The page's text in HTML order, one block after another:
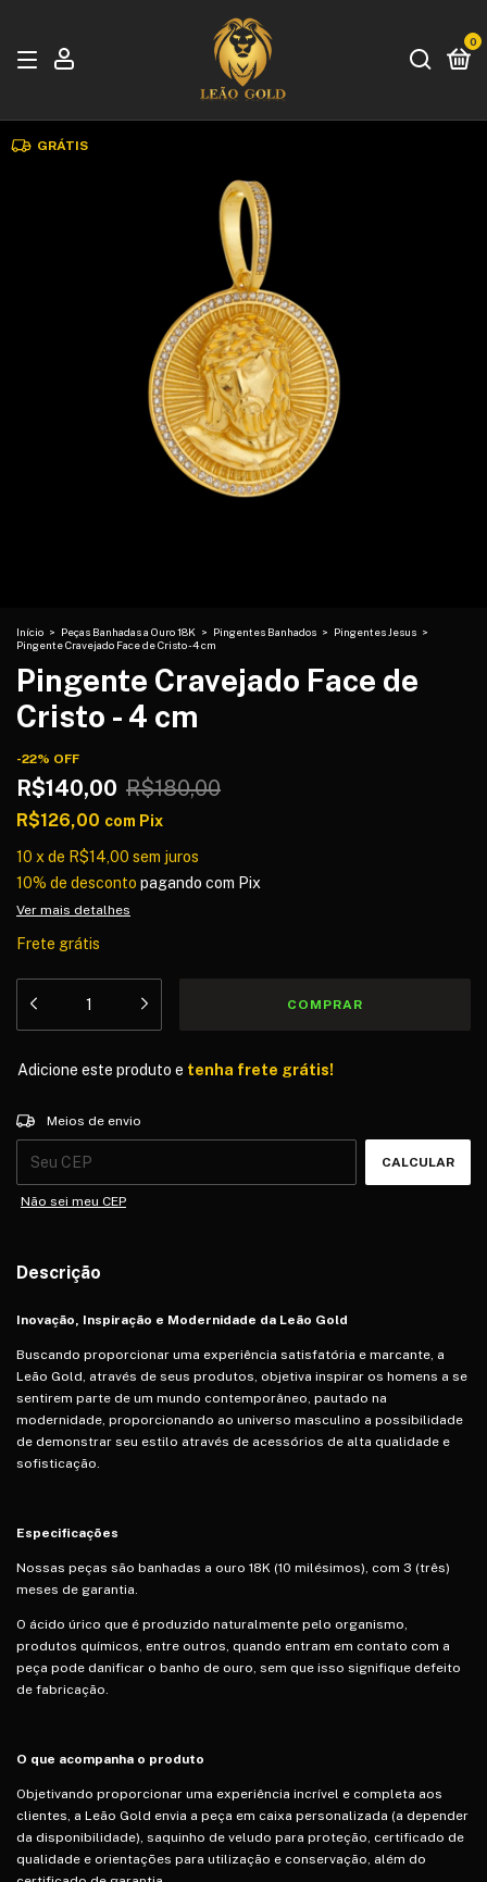
0
GRÁTIS
Início > Peças Banhadas a Ouro 18K > Pingentes Banhados > Pingentes Jesus >
Pingente Cravejado Face de Cristo - 4 cm
Pingente Cravejado Face de
Cristo - 4 cm
-22% OFF
R$140,00 R$180,00
R$126,00 com Pix
10 x de R$14,00 sem juros
10% de desconto pagando com Pix
Ver mais detalhes
Frete grátis
Adicione este produto e tenha frete grátis!
Entregas para o CEP:
Meios de envio
CALCULAR
Não sei meu CEP
Descrição
Inovação, Inspiração e Modernidade da Leão Gold
Buscando proporcionar uma experiência satisfatória e marcante, a
Leão Gold, através de seus produtos, objetiva inspirar os homens a se
sentirem parte de um mundo contemporâneo, pautado na
modernidade, proporcionando ao universo masculino a possibilidade
de demonstrar seu estilo através de acessórios de alta qualidade e
sofisticação.
Especificações
Nossas peças são banhadas a ouro 18K (10 milésimos), com 3 (três)
meses de garantia.
O ácido úrico que é produzido naturalmente pelo organismo,
produtos químicos, entre outros, quando entram em contato com a
peça pode danificar o banho de ouro, sem que isso signifique defeito
de fabricação.
O que acompanha o produto
Objetivando proporcionar uma experiência incrível e completa aos
clientes, a Leão Gold envia a peça em caixa personalizada (a depender
da disponibilidade), saquinho de veludo para proteção, certificado de
qualidade e orientações para utilização e conservação, além do